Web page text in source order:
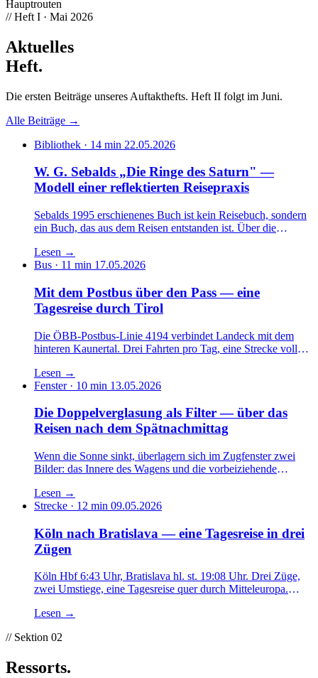
Hauptrouten
// Heft I · Mai 2026
Aktuelles
Heft.
Die ersten Beiträge unseres Auftakthefts. Heft II folgt im Juni.
Alle Beiträge →
Bibliothek · 14 min 22.05.2026
W. G. Sebalds „Die Ringe des Saturn" —
Modell einer reflektierten Reisepraxis
Sebalds 1995 erschienenes Buch ist kein Reisebuch, sondern
ein Buch, das aus dem Reisen entstanden ist. Über die
die Grenzen, an denen sein Verfahren nur sein eigenes bleibt.
Lesen →
Bus · 11 min 17.05.2026
Mit dem Postbus über den Pass — eine
Tagesreise durch Tirol
Die ÖBB-Postbus-Linie 4194 verbindet Landeck mit dem
hinteren Kaunertal. Drei Fahrten pro Tag, eine Strecke voller
Reportage von der Rückbank.
Lesen →
Fenster · 10 min 13.05.2026
Die Doppelverglasung als Filter — über das
Reisen nach dem Spätnachmittag
Wenn die Sonne sinkt, überlagern sich im Zugfenster zwei
Bilder: das Innere des Wagens und die vorbeiziehende
das, was sie mit unserer Wahrnehmung tut.
Lesen →
Strecke · 12 min 09.05.2026
Köln nach Bratislava — eine Tagesreise in drei
Zügen
Köln Hbf 6:43 Uhr, Bratislava hl. st. 19:08 Uhr. Drei Züge,
zwei Umstiege, eine Tagesreise quer durch Mitteleuropa.
— und das, was sich zwischen den Bahnhöfen zeigt.
Lesen →
// Sektion 02
Ressorts.